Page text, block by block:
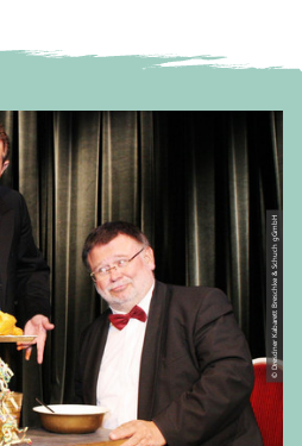
© Dresdner Kabarett Breschke & Schuch gGmbH